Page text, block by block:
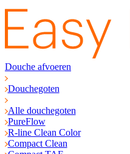
Douche afvoeren
Douchegoten
Alle douchegoten
PureFlow
R-line Clean Color
Compact Clean